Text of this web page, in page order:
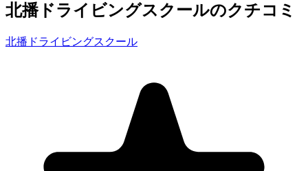
北播ドライビングスクールのクチコミ
北播ドライビングスクール